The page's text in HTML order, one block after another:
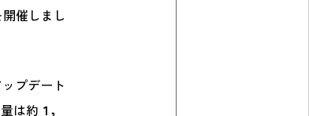
催しまし
プデート
は約 １，